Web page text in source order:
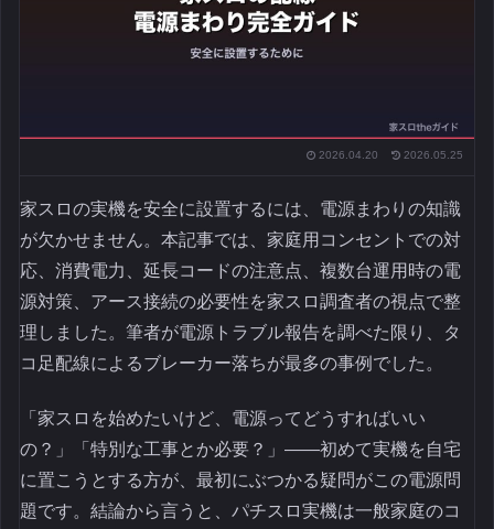
2026.04.20 2026.05.25
家スロの実機を安全に設置するには、電源まわりの知識
が欠かせません。本記事では、家庭用コンセントでの対
応、消費電力、延長コードの注意点、複数台運用時の電
源対策、アース接続の必要性を家スロ調査者の視点で整
理しました。筆者が電源トラブル報告を調べた限り、タ
コ足配線によるブレーカー落ちが最多の事例でした。
「家スロを始めたいけど、電源ってどうすればいい
の？」「特別な工事とか必要？」――初めて実機を自宅
に置こうとする方が、最初にぶつかる疑問がこの電源問
題です。結論から言うと、パチスロ実機は一般家庭のコ